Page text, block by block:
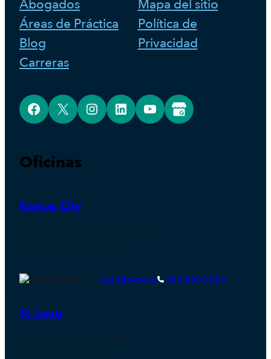
Abogados
Áreas de Práctica
Blog
Carreras
Mapa del sitio
Política de
Privacidad
Facebook X Instagram LinkedIn YouTube Google Business Profile
Oficinas
Kansas City
Get Directions 816-888-7500
St. Louis